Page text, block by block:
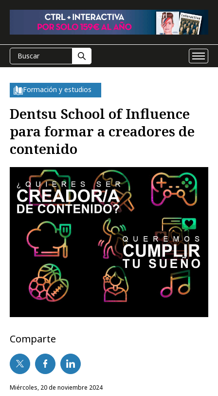
Formación y estudios
Dentsu School of Influence
para formar a creadores de
contenido
Comparte
miércoles, 20 de noviembre 2024